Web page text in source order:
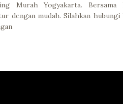
Murah Yogyakarta. Bersama
dengan mudah. Silahkan hubungi